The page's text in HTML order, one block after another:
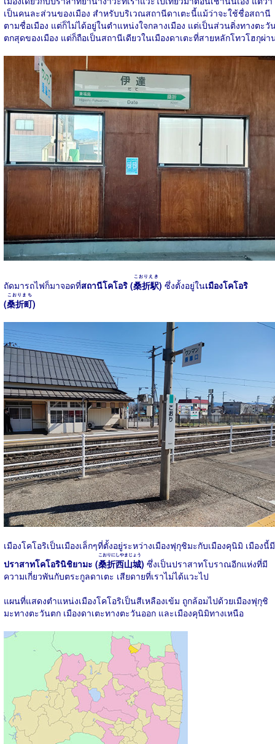
เป็นคนละส่วนของเมือง สำหรับบริเวณสถานีดาเตะนี้แม้ว่าจะใช้ชื่อสถานี
ตามชื่อเมือง แต่ก็ไม่ได้อยู่ในตำแหน่งใจกลางเมือง แต่เป็นส่วนติ่งทางตะวั
ตกสุดของเมือง แต่ก็ถือเป็นสถานีเดียวในเมืองดาเตะที่สายหลักโทวโฮกุผ่า
ถัดมารถไฟก็มาจอดที่สถานีโคโอริ (桑折駅
こおりえき
) ซึ่งตั้งอยู่ในเมืองโคโอริ
(桑折町
こおりまち
)
เมืองโคโอริเป็นเมืองเล็กๆที่ตั้งอยู่ระหว่างเมืองฟุกุชิมะกับเมืองคุนิมิ เมืองนี้มี
ปราสาทโคโอรินิชิยามะ (桑折西山城
こおりにしやまじょう
) ซึ่งเป็นปราสาทโบราณอีกแห่งที่มี
ความเกี่ยวพันกับตระกูลดาเตะ เสียดายที่เราไม่ได้แวะไป
แผนที่แสดงตำแหน่งเมืองโคโอริเป็นสีเหลืองเข้ม ถูกล้อมไปด้วยเมืองฟุกุชิ
มะทางตะวันตก เมืองดาเตะทางตะวันออก และเมืองคุนิมิทางเหนือ